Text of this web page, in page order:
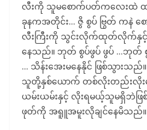
လီးကို သူမစောက်ပတ်ကလေးထဲ
ခုနကအတိုင်း… ဇွိ စွပ် ဗြွတ် ကနဲ
လီးကြီးကို သွင်းလိုက်ထုတ်လိုက်နှင့်ရှ
နေသည်။ ဘုတ် စွပ်ဖွပ် ဖွပ် …ဘုတ်
… သိန်းအေးမနေနိုင် ဖြစ်သွားသ
သူတို့နှစ်ယောက် တစ်လိုးတည်းလိုးန
ယမ်းယမ်းနှင့် လိုးရမယ့်သူမရှိဘဲဖြ
ဖုတ်ကို အရူူအမူးလိုချင်နေမိသည်။